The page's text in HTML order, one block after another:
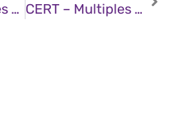
CERT – Multiples Vulnérabilités Dans Les Produits Siemens (13 Mai 2025) CERT – Multiples Vulnérabilités Dans Les Produits Fortinet (13 Mai 2025)